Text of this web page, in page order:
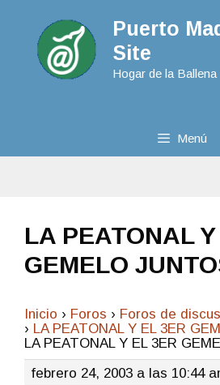
Puerto
Site
Hogar de la
Menú
LA PEATONAL
GEMELO
Inicio › Foros › Foros de
› LA PEATONAL Y EL 3ER
LA PEATONAL Y EL 3ER
febrero 24, 2003 a las 10:44